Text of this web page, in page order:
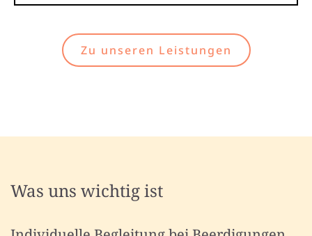
Zu unseren Leistungen
Was uns wichtig ist